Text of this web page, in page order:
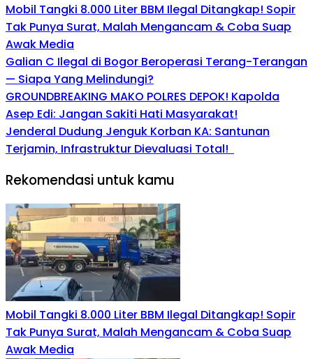
Mobil Tangki 8.000 Liter BBM Ilegal Ditangkap! Sopir
Tak Punya Surat, Malah Mengancam & Coba Suap
Awak Media
Galian C Ilegal di Bogor Beroperasi Terang-Terangan
— Siapa Yang Melindungi?
GROUNDBREAKING MAKO POLRES DEPOK! Kapolda
Asep Edi: Jangan Sakiti Hati Masyarakat!
Jenderal Dudung Jenguk Korban KA: Santunan
Terjamin, Infrastruktur Dievaluasi Total!
Rekomendasi untuk kamu
Mobil Tangki 8.000 Liter BBM Ilegal Ditangkap! Sopir
Tak Punya Surat, Malah Mengancam & Coba Suap
Awak Media